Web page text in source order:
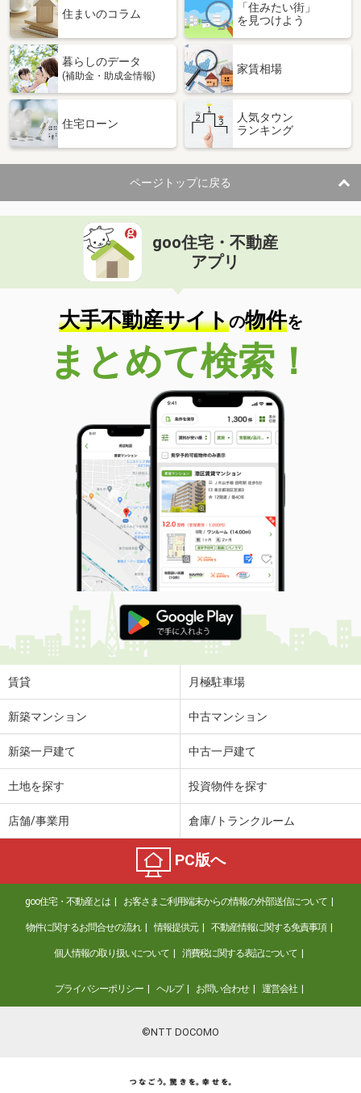
住まいのコラム
「住みたい街」
を見つけよう
暮らしのデータ
(補助金・助成金情報)
家賃相場
住宅ローン
人気タウン
ランキング
ページトップに戻る
goo住宅・不動産
アプリ
大手不動産サイトの物件を
まとめて検索！
賃貸 月極駐車場
新築マンション 中古マンション
新築一戸建て 中古一戸建て
土地を探す 投資物件を探す
店舗/事業用 倉庫/トランクルーム
PC版へ
goo住宅・不動産とは お客さまご利用端末からの情報の外部送信について
物件に関するお問合せの流れ 情報提供元 不動産情報に関する免責事項
個人情報の取り扱いについて 消費税に関する表記について
プライバシーポリシー ヘルプ お問い合わせ 運営会社
©NTT DOCOMO